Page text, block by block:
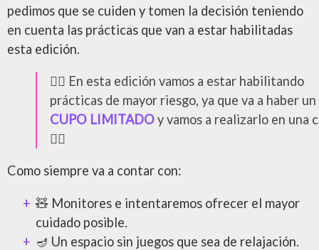
pedimos que se cuiden y tomen la decisión teniendo
en cuenta las prácticas que van a estar habilitadas
esta edición.
❤️‍🔥 En esta edición vamos a estar habilitando
prácticas de mayor riesgo, ya que va a haber un
CUPO LIMITADOy vamos a realizarlo en una
❤️‍🔥
Como siempre va a contar con:
🧸 Monitores e intentaremos ofrecer el mayor
cuidado posible.
🪔 Un espacio sin juegos que sea de relajación.